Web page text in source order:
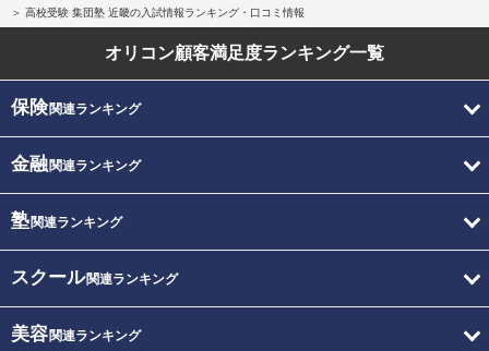
高校受験 集団塾 近畿の入試情報ランキング・口コミ情報
オリコン顧客満足度ランキング一覧
保険関連ランキング
金融関連ランキング
塾関連ランキング
スクール関連ランキング
美容関連ランキング